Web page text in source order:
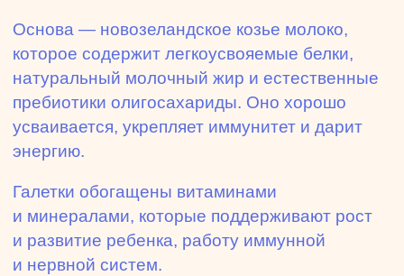
Основа — новозеландское козье молоко,
которое содержит легкоусвояемые белки,
натуральный молочный жир и естественные
пребиотики олигосахариды. Оно хорошо
усваивается, укрепляет иммунитет и дарит
энергию.
Галетки обогащены витаминами
и минералами, которые поддерживают рост
и развитие ребенка, работу иммунной
и нервной систем.